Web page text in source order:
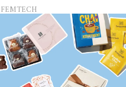
FEMTECH